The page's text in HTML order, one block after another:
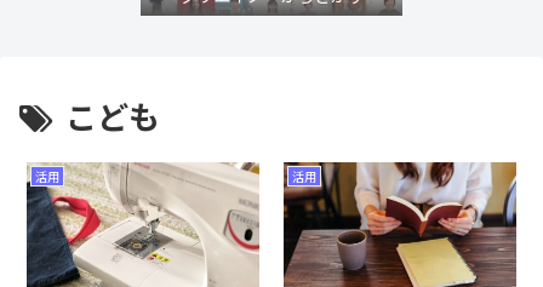
こども
活用 活用